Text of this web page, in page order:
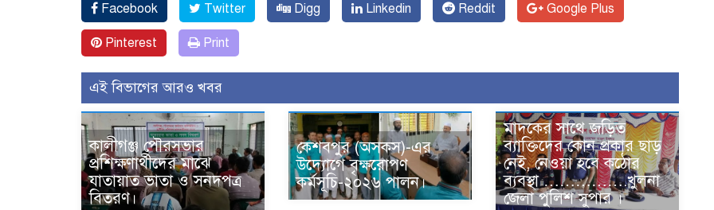
Facebook Twitter Digg Linkedin Reddit Google Plus
Pinterest Print
এই বিভাগের আরও খবর
কালীগঞ্জ পৌরসভার
প্রশিক্ষণার্থীদের মাঝে
যাতায়াত ভাতা ও সনদপত্র
বিতরণ।
কেশবপুর (অসকস)-এর
উদ্যোগে বৃক্ষরোপণ
কর্মসূচি-২০২৬ পালন।
মাদকের সাথে জড়িত
ব্যাক্তিদের কোন প্রকার ছাড়
নেই, নেওয়া হবে কঠোর
ব্যবস্থা …………….খুলনা
জেলা পুলিশ সুপার ।